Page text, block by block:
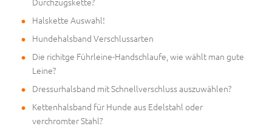
Halskette Auswahl!
Hundehalsband Verschlussarten
Die richitge Führleine-Handschlaufe, wie wählt man gute
Leine?
Dressurhalsband mit Schnellverschluss auszuwählen?
Kettenhalsband für Hunde aus Edelstahl oder
verchromter Stahl?